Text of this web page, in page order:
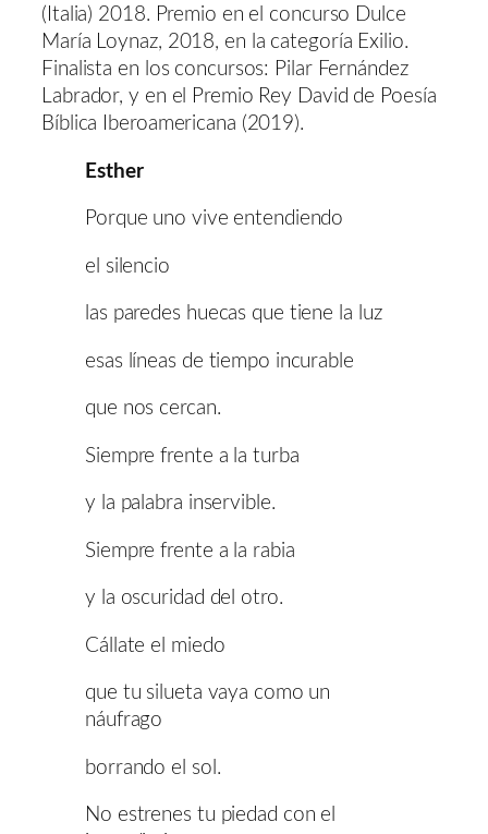
(Italia) 2018. Premio en el concurso Dulce
María Loynaz, 2018, en la categoría Exilio.
Finalista en los concursos: Pilar Fernández
Labrador, y en el Premio Rey David de Poesía
Bíblica Iberoamericana (2019).
Esther
Porque uno vive entendiendo
el silencio
las paredes huecas que tiene la luz
esas líneas de tiempo incurable
que nos cercan.
Siempre frente a la turba
y la palabra inservible.
Siempre frente a la rabia
y la oscuridad del otro.
Cállate el miedo
que tu silueta vaya como un
náufrago
borrando el sol.
No estrenes tu piedad con el